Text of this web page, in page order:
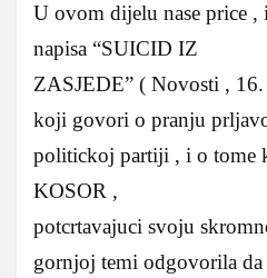
U ovom dijelu nase price
napisa “SUICID IZ
ZASJEDE” ( Novosti , 16.
koji govori o pranju
politickoj partiji , i o tome
KOSOR ,
potcrtavajuci svoju
gornjoj temi odgovorila